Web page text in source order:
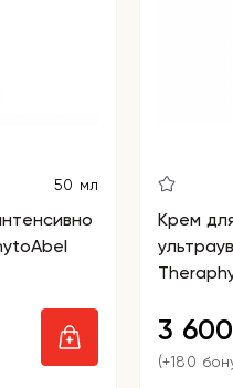
50 мл
Крем
3 600
(+180